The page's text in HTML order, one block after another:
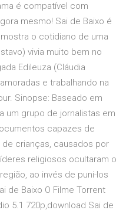
é compatível com
mesmo! Sai de Baixo é
o cotidiano de uma
vivia muito bem no
Edileuza (Cláudia
e trabalhando na
Sinopse: Baseado em
um grupo de jornalistas em
capazes de
crianças, causados por
religiosos ocultaram o
ao invés de puni-los
de Baixo O Filme Torrent
5.1 720p,download Sai de